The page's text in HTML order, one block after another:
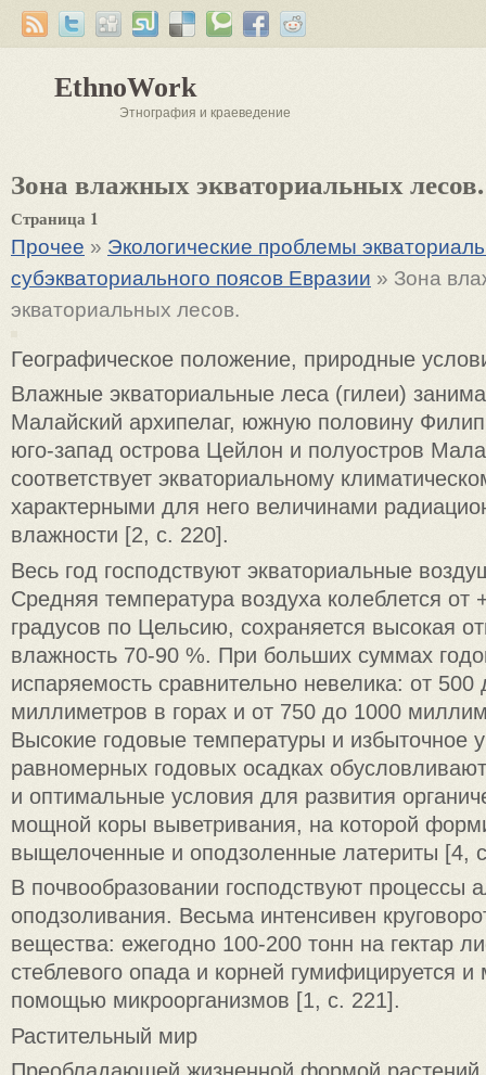
EthnoWork
Этнография и краеведение
Зона влажных экваториальных лесов.
Страница 1
Прочее » Экологические проблемы
субэкваториального поясов Евразии » Зона
экваториальных лесов.
Географическое положение, природные
Влажные экваториальные леса (гилеи)
Малайский архипелаг, южную половину
юго-запад острова Цейлон и полуостров
соответствует экваториальному
характерными для него величинами
влажности [2, с. 220].
Весь год господствуют экваториальные
Средняя температура воздуха колеблется от
градусов по Цельсию, сохраняется высокая
влажность 70-90 %. При больших суммах
испаряемость сравнительно невелика: от 500
миллиметров в горах и от 750 до 1000
Высокие годовые температуры и избыточное
равномерных годовых осадках
и оптимальные условия для развития
мощной коры выветривания, на которой
выщелоченные и оподзоленные латериты [4,
В почвообразовании господствуют процессы
оподзоливания. Весьма интенсивен
вещества: ежегодно 100-200 тонн на гектар
стеблевого опада и корней гумифицируется и
помощью микроорганизмов [1, с. 221].
Растительный мир